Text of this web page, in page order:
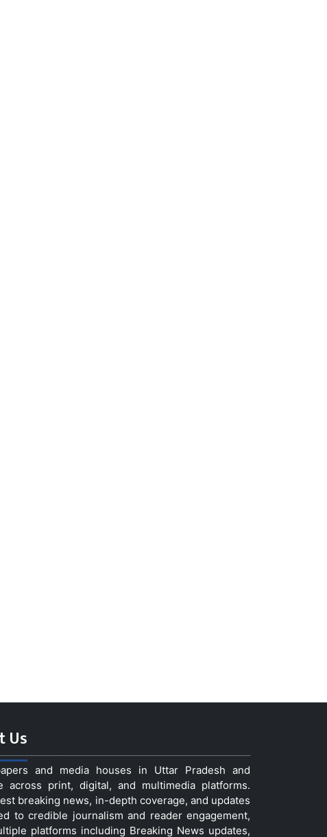
Us
and media houses in Uttar Pradesh and
print, digital, and multimedia platforms.
breaking news, in-depth coverage, and updates
to credible journalism and reader engagement,
platforms including Breaking News updates,